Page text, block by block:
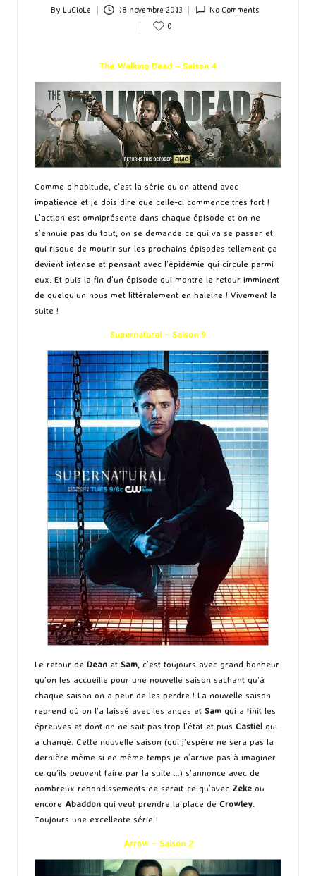
Posted
By LuCioLe 18 novembre 2013
No Comments
0
The Walking Dead – Saison 4
Comme d’habitude, c’est la série qu’on attend avec
impatience et je dois dire que celle-ci commence très fort !
L’action est omniprésente dans chaque épisode et on ne
s’ennuie pas du tout, on se demande ce qui va se passer et
qui risque de mourir sur les prochains épisodes tellement ça
devient intense et pensant avec l’épidémie qui circule parmi
eux. Et puis la fin d’un épisode qui montre le retour imminent
de quelqu’un nous met littéralement en haleine ! Vivement la
suite !
Supernatural – Saison 9
Le retour de Dean et Sam, c’est toujours avec grand bonheur
qu’on les accueille pour une nouvelle saison sachant qu’à
chaque saison on a peur de les perdre ! La nouvelle saison
reprend où on l’a laissé avec les anges et Sam qui a finit les
épreuves et dont on ne sait pas trop l’état et puis Castiel qui
a changé. Cette nouvelle saison (qui j’espère ne sera pas la
dernière même si en même temps je n’arrive pas à imaginer
ce qu’ils peuvent faire par la suite …) s’annonce avec de
nombreux rebondissements ne serait-ce qu’avec Zeke ou
encore Abaddon qui veut prendre la place de Crowley.
Toujours une excellente série !
Arrow – Saison 2